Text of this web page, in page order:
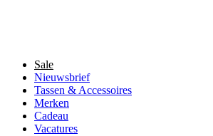
Sale
Nieuwsbrief
Tassen & Accessoires
Merken
Cadeau
Vacatures